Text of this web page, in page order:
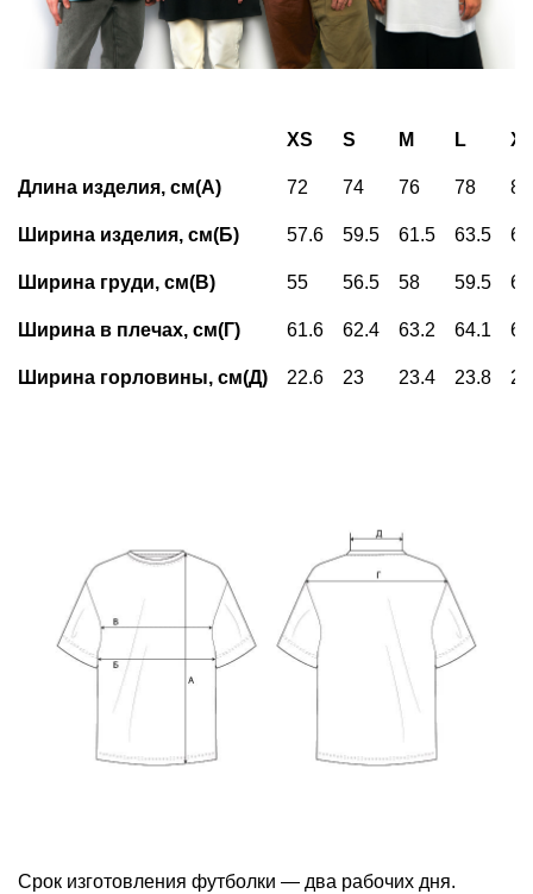
XS S M L
Длина изделия, см(А) 72 74 76 78 80
Ширина изделия, см(Б) 57.6 59.5 61.5 63.5
Ширина груди, см(В) 55 56.5 58 59.5
Ширина в плечах, см(Г) 61.6 62.4 63.2 64.1
Ширина горловины, см(Д) 22.6 23 23.4 23.8
Срок изготовления футболки — два рабочих дня.